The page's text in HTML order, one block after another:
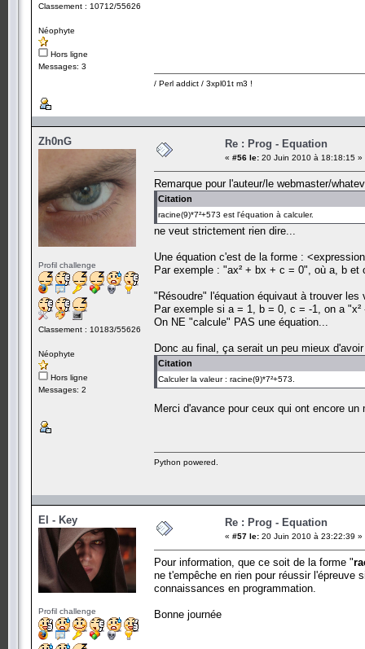
Classement : 10712/55626
Néophyte
Hors ligne
Messages: 3
/ Perl addict / 3xpl01t m3 !
Zh0nG
Profil challenge
Classement : 10183/55626
Néophyte
Hors ligne
Messages: 2
Re : Prog - Equation
« #56 le: 20 Juin 2010 à 18:18:15 »
Remarque pour l'auteur/le webmaster/
Citation
racine(9)*7²+573 est l'équation à calculer.
ne veut strictement rien dire...
Une équation c'est de la forme :
Par exemple : "ax² + bx + c = 0", où a, b
"Résoudre" l'équation équivaut à trouver
Par exemple si a = 1, b = 0, c = -1, on a
On NE "calcule" PAS une équation...
Donc au final, ça serait un peu mieux
Citation
Calculer la valeur : racine(9)*7²+573.
Merci d'avance pour ceux qui ont encore
Python powered.
El - Key
Profil challenge
Re : Prog - Equation
« #57 le: 20 Juin 2010 à 23:22:39 »
Pour information, que ce soit de la forme "
ne t'empêche en rien pour réussir l'épreuve
connaissances en programmation.
Bonne journée